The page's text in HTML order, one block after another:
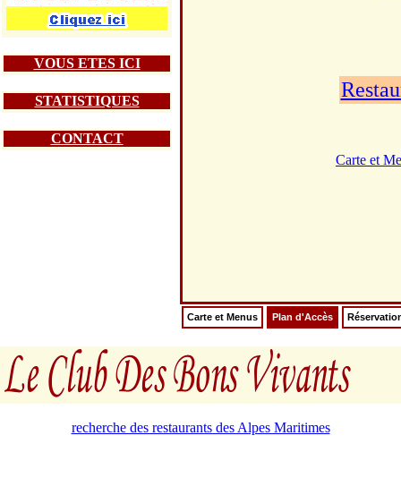
VOUS ETES ICI
STATISTIQUES
CONTACT
Carte et
Carte et Menus Plan d'Accès
recherche des restaurants des Alpes Maritimes